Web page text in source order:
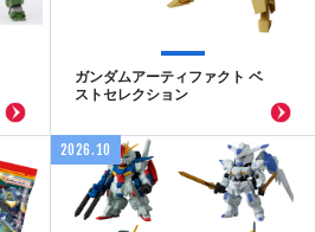
ガンダムアーティファクト ベ
ストセレクション
2026.10